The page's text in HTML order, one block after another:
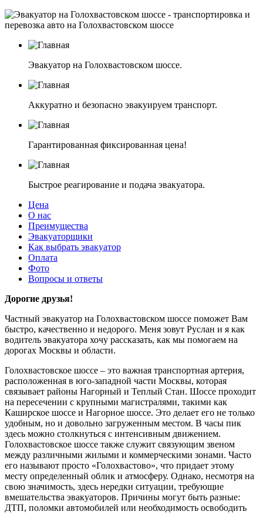
Эвакуатор на Голохвастовском шоссе.
Аккуратно и безопасно эвакуируем транспорт.
Гарантированная фиксированная цена!
Быстрое реагирование и подача эвакуатора.
Цена
О нас
Преимущества
Эвакуаторщики
Как выбрать эвакуатор
Оплата
Фото
Вопросы и ответы
Дорогие друзья!
Частный эвакуатор на Голохвастовском шоссе поможет Вам
быстро, качественно и недорого. Меня зовут Руслан и я как
водитель эвакуатора хочу рассказать, как мы помогаем на
дорогах Москвы и области.
Голохвастовское шоссе – это важная транспортная артерия,
расположенная в юго-западной части Москвы, которая
связывает районы Нагорный и Теплый Стан. Шоссе проходит
на пересечении с крупными магистралями, такими как
Каширское шоссе и Нагорное шоссе. Это делает его не только
удобным, но и довольно загруженным местом. В часы пик
здесь можно столкнуться с интенсивным движением.
Голохвастовское шоссе также служит связующим звеном
между различными жилыми и коммерческими зонами. Часто
его называют просто «Голохвастово», что придает этому
месту определенный облик и атмосферу. Однако, несмотря на
свою значимость, здесь нередки ситуации, требующие
вмешательства эвакуаторов. Причины могут быть разные:
ДТП, поломки автомобилей или необходимость освободить